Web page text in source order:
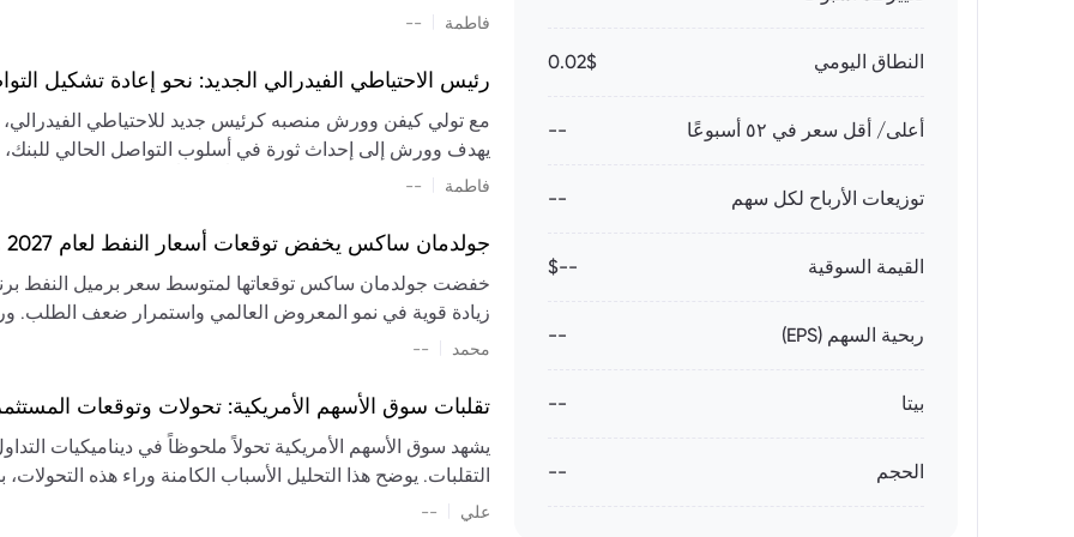
النطاق اليومي 0.02$
أعلى/ أقل سعر في ٥٢ أسبوعًا --
توزيعات الأرباح لكل سهم --
القيمة السوقية --$
ربحية السهم (EPS) --
بيتا --
الحجم --
تشكيل تقييم الصناعة، مع توقعات بارتفاع مستمر في الأسعار
فاطمة --
رئيس الاحتياطي الفيدرالي الجديد: نحو إعادة تشكيل
مع تولي كيفن وورش منصبه كرئيس جديد للاحتياطي الفيدرالي،
يهدف وورش إلى إحداث ثورة في أسلوب التواصل الحالي للبنك،
السياسة ويمنح البنك المركزي دوراً مبالغاً فيه. يسعى إلى
فاطمة --
جولدمان ساكس يخفض توقعات أسعار النفط لعام 2027 وسط تغيرات في العرض والطلب
زيادة قوية في نمو المعروض العالمي واستمرار ضعف الطلب.
العالمية في الربع الثاني
سابقًا. من المتوقع عودة صادرات دول الخليج إلى طبيعتها
عدم اليقين الجيوسياسي يمكن أن يؤدي إلى تقلبات سعرية
استمرار الاضطرابات، وسيناريوهات لانخفاض الأسعار في
إضافي.
محمد --
تقلبات سوق الأسهم الأمريكية: تحولات وتوقعات
يشهد سوق الأسهم الأمريكية تحولاً ملحوظاً في ديناميكيات
التقلبات. يوضح هذا التحليل الأسباب الكامنة وراء هذه
علي --